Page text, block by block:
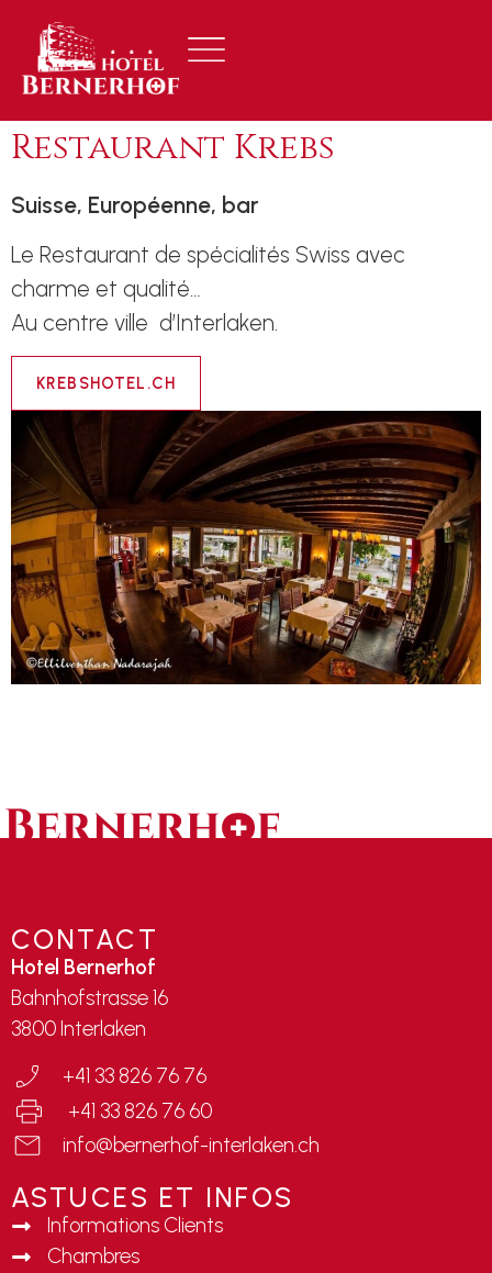
Restaurant Krebs
Suisse, Européenne, bar
Le Restaurant de spécialités Swiss avec
charme et qualité…
Au centre ville d’Interlaken.
KREBSHOTEL.CH
CONTACT
Hotel Bernerhof
Bahnhofstrasse 16
3800 Interlaken
+41 33 826 76 76
+41 33 826 76 60
info@bernerhof-interlaken.ch
ASTUCES ET INFOS
Informations Clients
Chambres